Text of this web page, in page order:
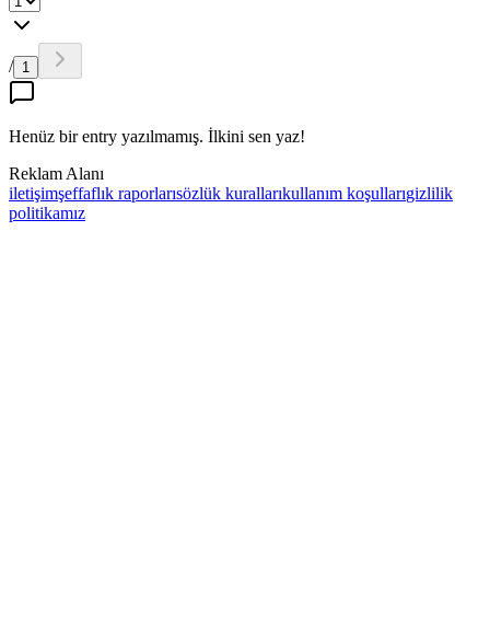
/ 1
Henüz bir entry yazılmamış. İlkini sen yaz!
Reklam Alanı
iletişimşeffaflık raporlarısözlük kurallarıkullanım koşullarıgizlilik
politikamız